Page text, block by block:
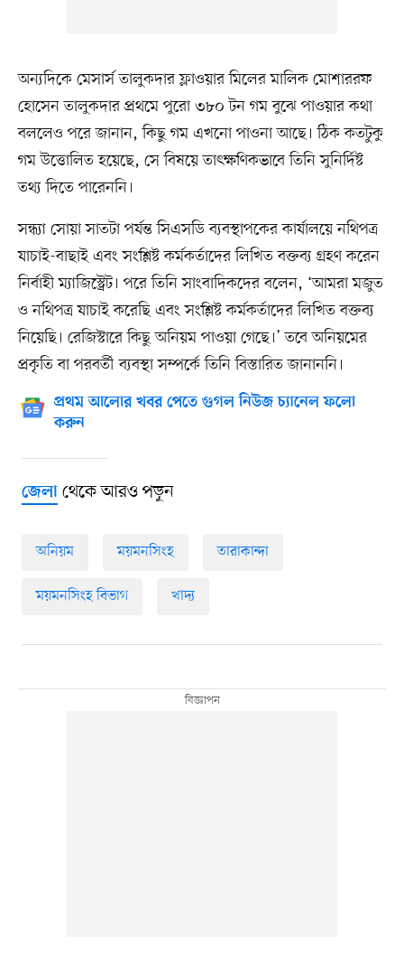
অন্যদিকে মেসার্স তালুকদার ফ্লাওয়ার মিলের মালিক মোশাররফ
হোসেন তালুকদার প্রথমে পুরো ৩৮০ টন গম বুঝে পাওয়ার কথা
বললেও পরে জানান, কিছু গম এখনো পাওনা আছে। ঠিক কতটুকু
গম উত্তোলিত হয়েছে, সে বিষয়ে তাৎক্ষণিকভাবে তিনি সুনির্দিষ্ট
তথ্য দিতে পারেননি।
সন্ধ্যা সোয়া সাতটা পর্যন্ত সিএসডি ব্যবস্থাপকের কার্যালয়ে নথিপত্র
যাচাই-বাছাই এবং সংশ্লিষ্ট কর্মকর্তাদের লিখিত বক্তব্য গ্রহণ করেন
নির্বাহী ম্যাজিস্ট্রেট। পরে তিনি সাংবাদিকদের বলেন, ‘আমরা মজুত
ও নথিপত্র যাচাই করেছি এবং সংশ্লিষ্ট কর্মকর্তাদের লিখিত বক্তব্য
নিয়েছি। রেজিস্টারে কিছু অনিয়ম পাওয়া গেছে।’ তবে অনিয়মের
প্রকৃতি বা পরবর্তী ব্যবস্থা সম্পর্কে তিনি বিস্তারিত জানাননি।
প্রথম আলোর খবর পেতে গুগল নিউজ চ্যানেল ফলো
করুন
জেলাথেকে আরও পড়ুন
অনিয়ম ময়মনসিংহ তারাকান্দা
ময়মনসিংহ বিভাগ খাদ্য